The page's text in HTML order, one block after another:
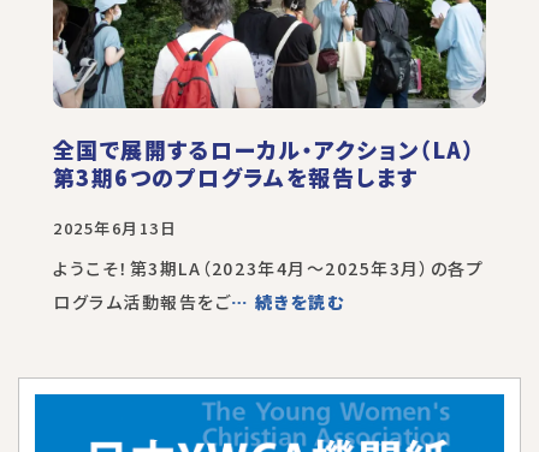
全国で展開するローカル・アクション（LA）
第3期6つのプログラムを報告します
2025年6月13日
ようこそ！第3期LA（2023年4月～2025年3月）の各プ
ログラム活動報告をご… 続きを読む